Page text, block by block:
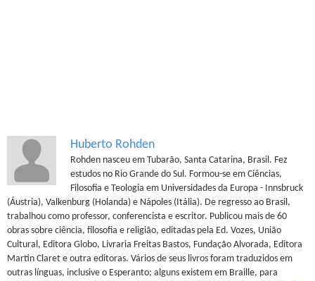
Huberto Rohden
Rohden nasceu em Tubarão, Santa Catarina, Brasil. Fez
estudos no Rio Grande do Sul. Formou-se em Ciências,
Filosofia e Teologia em Universidades da Europa - Innsbruck
(Áustria), Valkenburg (Holanda) e Nápoles (Itália). De regresso ao Brasil,
trabalhou como professor, conferencista e escritor. Publicou mais de 60
obras sobre ciência, filosofia e religião, editadas pela Ed. Vozes, União
Cultural, Editora Globo, Livraria Freitas Bastos, Fundação Alvorada, Editora
Martin Claret e outra editoras. Vários de seus livros foram traduzidos em
outras línguas, inclusive o Esperanto; alguns existem em Braille, para